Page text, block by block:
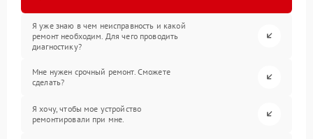
Я уже знаю в чем неисправность и какой
ремонт необходим. Для чего проводить
диагностику?
Мне нужен срочный ремонт. Сможете
сделать?
Я хочу, чтобы мое устройство
ремонтировали при мне.